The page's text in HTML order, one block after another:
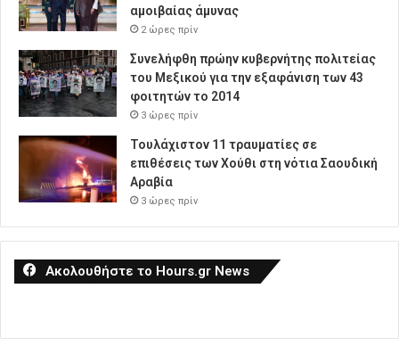
αμοιβαίας άμυνας
2 ώρες πρίν
Συνελήφθη πρώην κυβερνήτης πολιτείας
του Μεξικού για την εξαφάνιση των 43
φοιτητών το 2014
3 ώρες πρίν
Τουλάχιστον 11 τραυματίες σε
επιθέσεις των Χούθι στη νότια Σαουδική
Αραβία
3 ώρες πρίν
Ακολουθήστε το Hours.gr News